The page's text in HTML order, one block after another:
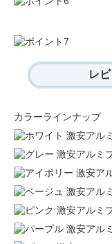
レ
カラーラインナップ